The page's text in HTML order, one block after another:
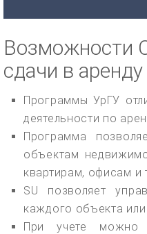
Возможности
сдачи в
Программы УрГУ
деятельности по
Программа
объектам
квартирам, офисам и
SU позволяет
каждого объекта
При учете можно